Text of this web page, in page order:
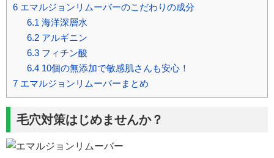
6 エマルジョンリムーバーのこだわりの成分
6.1 海洋深層水
6.2アルギニン
6.3フィチン酸
6.410個の無添加で敏感肌さんも安心！
7 エマルジョンリムーバーまとめ
毛穴対策はじめませんか？